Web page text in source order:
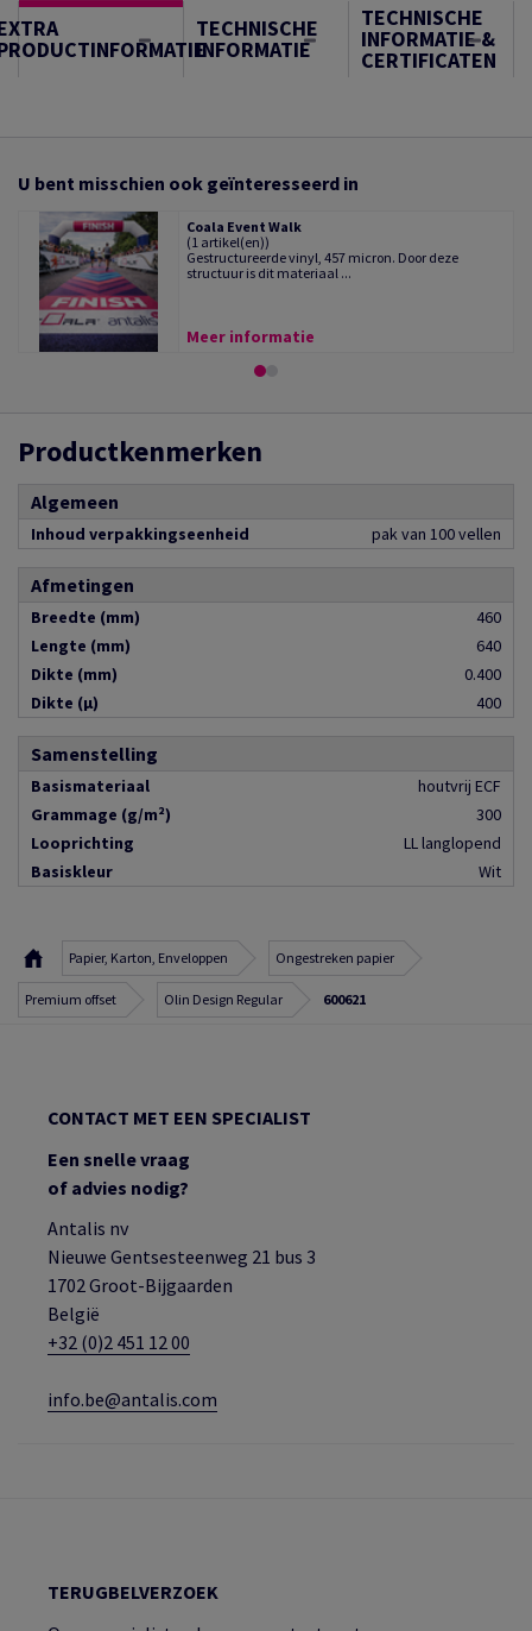
TECHNISCHE
INFORMATIE
TECHNISCHE
INFORMATIE &
CERTIFICATEN
U bent misschien ook geïnteresseerd in
Coala Event Walk
(1 artikel(en))
Gestructureerde vinyl, 457 micron. Door deze
structuur is dit materiaal ...
Meer informatie
Productkenmerken
Algemeen
Inhoud verpakkingseenheid pak van 100 vellen
Afmetingen
Breedte (mm)
460
Lengte (mm)
640
Dikte (mm)
0.400
Dikte (µ)
400
Samenstelling
Basismateriaal
houtvrij ECF
Grammage (g/m²)
300
Looprichting
LL langlopend
Basiskleur
Wit
Papier, Karton, Enveloppen Ongestreken papier
Premium offset Olin Design Regular 600621
CONTACT MET EEN SPECIALIST
Een snelle vraag
of advies nodig?
Antalis nv
Nieuwe Gentsesteenweg 21 bus 3
1702 Groot-Bijgaarden
België
+32 (0)2 451 12 00
info.be@antalis.com
TERUGBELVERZOEK